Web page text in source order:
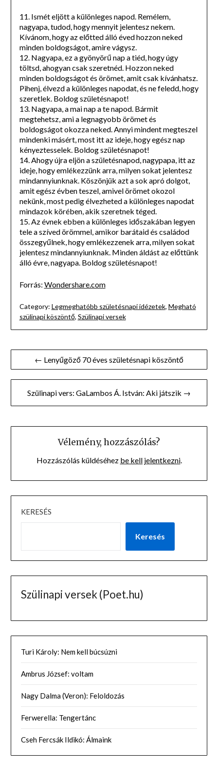
11. Ismét eljött a különleges napod. Remélem,
nagyapa, tudod, hogy mennyit jelentesz nekem.
Kívánom, hogy az előtted álló éved hozzon neked
minden boldogságot, amire vágysz.
12. Nagyapa, ez a gyönyörű nap a tiéd, hogy úgy
töltsd, ahogyan csak szeretnéd. Hozzon neked
minden boldogságot és örömet, amit csak kívánhatsz.
Pihenj, élvezd a különleges napodat, és ne feledd, hogy
szeretlek. Boldog születésnapot!
13. Nagyapa, a mai nap a te napod. Bármit
megtehetsz, ami a legnagyobb örömet és
boldogságot okozza neked. Annyi mindent megteszel
mindenki másért, most itt az ideje, hogy egész nap
kényeztesselek. Boldog születésnapot!
14. Ahogy újra eljön a születésnapod, nagypapa, itt az
ideje, hogy emlékezzünk arra, milyen sokat jelentesz
mindannyiunknak. Köszönjük azt a sok apró dolgot,
amit egész évben teszel, amivel örömet okozol
nekünk, most pedig élvezheted a különleges napodat
mindazok körében, akik szeretnek téged.
15. Az évnek ebben a különleges időszakában legyen
tele a szíved örömmel, amikor barátaid és családod
összegyűlnek, hogy emlékezzenek arra, milyen sokat
jelentesz mindannyiunknak. Minden áldást az előttünk
álló évre, nagyapa. Boldog születésnapot!
Forrás: Wondershare.com
Category: Legmeghatóbb születésnapi idézetek, Megható
szülinapi köszöntő, Szülinapi versek
Bejegyzés
navigáció
← Lenyűgöző 70 éves születésnapi köszöntő
Szülinapi vers: GaLambos Á. István: Aki játszik →
Vélemény, hozzászólás?
Hozzászólás küldéséhez be kell jelentkezni.
KERESÉS
Keresés
Szülinapi versek (Poet.hu)
Turi Károly: Nem kell búcsúzni
Ambrus József: voltam
Nagy Dalma (Veron): Feloldozás
Ferwerella: Tengertánc
Cseh Fercsák Ildikó: Álmaink